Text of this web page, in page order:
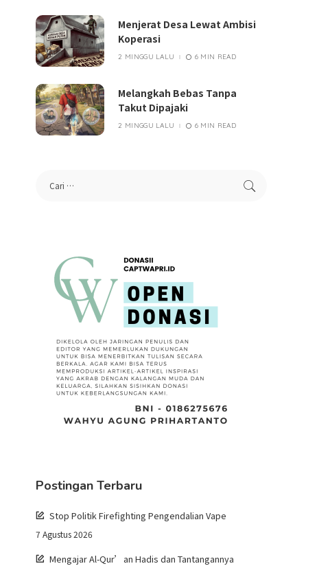
Menjerat Desa Lewat Ambisi
Koperasi
2 MINGGU LALU 6 MIN READ
Melangkah Bebas Tanpa
Takut Dipajaki
2 MINGGU LALU 6 MIN READ
Postingan Terbaru
Stop Politik Firefighting Pengendalian Vape
7 Agustus 2026
Mengajar Al-Qur’an Hadis dan Tantangannya